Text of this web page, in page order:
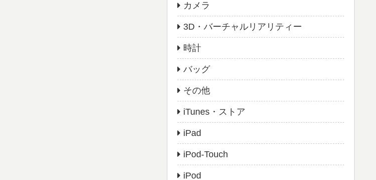
カメラ
3D・バーチャルリアリティー
時計
バッグ
その他
iTunes・ストア
iPad
iPod-Touch
iPod